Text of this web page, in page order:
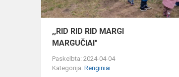
,,RID RID RID MARGI
MARGUČIAI"
Paskelbta: 2024-04-04
Kategorija: Renginiai